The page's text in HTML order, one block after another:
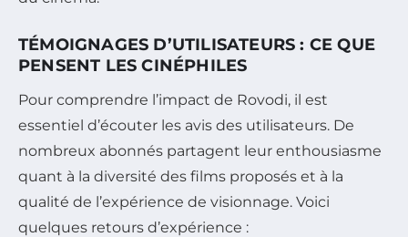
TÉMOIGNAGES D’UTILISATEURS : CE QUE
PENSENT LES CINÉPHILES
Pour comprendre l’impact de Rovodi, il est
essentiel d’écouter les avis des utilisateurs. De
nombreux abonnés partagent leur enthousiasme
quant à la diversité des films proposés et à la
qualité de l’expérience de visionnage. Voici
quelques retours d’expérience :